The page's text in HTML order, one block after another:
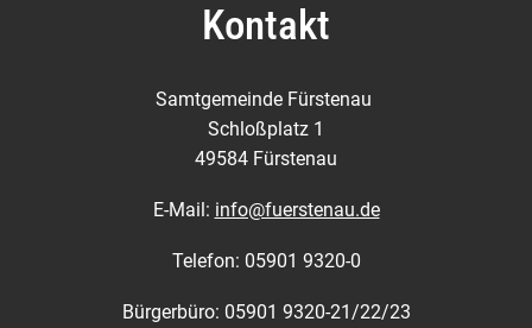
Kontakt
Samtgemeinde Fürstenau
Schloßplatz 1
49584 Fürstenau
E-Mail: info@fuerstenau.de
Telefon: 05901 9320-0
Bürgerbüro: 05901 9320-21/22/23